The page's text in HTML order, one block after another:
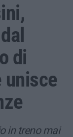
di
unisce
in treno mai